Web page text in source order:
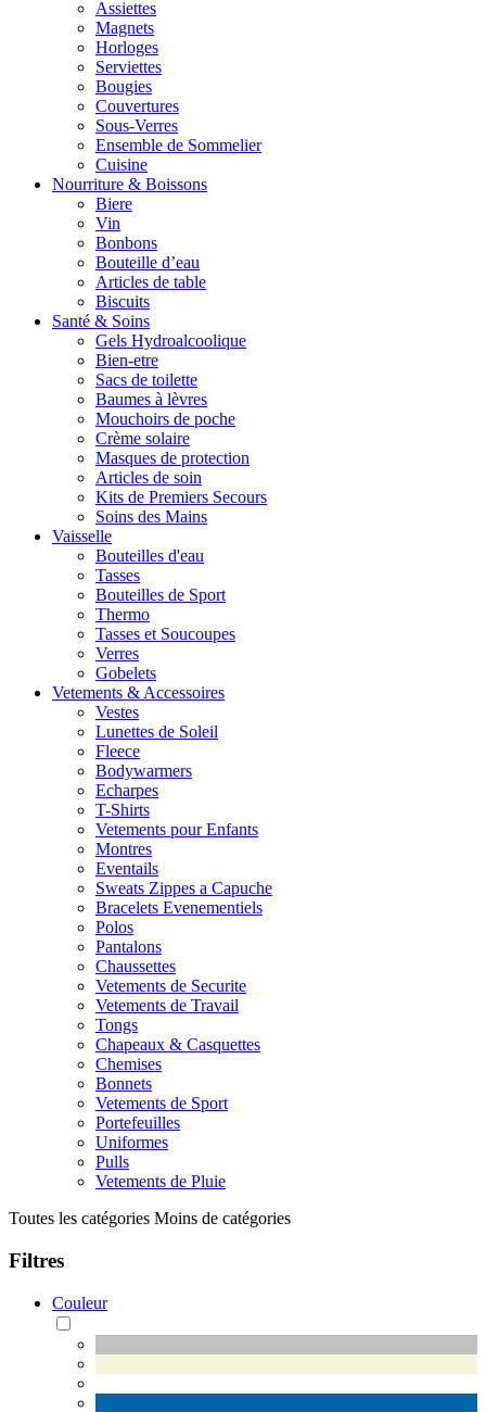
Assiettes
Magnets
Horloges
Serviettes
Bougies
Couvertures
Sous-Verres
Ensemble de Sommelier
Cuisine
Nourriture & Boissons
Biere
Vin
Bonbons
Bouteille d’eau
Articles de table
Biscuits
Santé & Soins
Gels Hydroalcoolique
Bien-etre
Sacs de toilette
Baumes à lèvres
Mouchoirs de poche
Crème solaire
Masques de protection
Articles de soin
Kits de Premiers Secours
Soins des Mains
Vaisselle
Bouteilles d'eau
Tasses
Bouteilles de Sport
Thermo
Tasses et Soucoupes
Verres
Gobelets
Vetements & Accessoires
Vestes
Lunettes de Soleil
Fleece
Bodywarmers
Echarpes
T-Shirts
Vetements pour Enfants
Montres
Eventails
Sweats Zippes a Capuche
Bracelets Evenementiels
Polos
Pantalons
Chaussettes
Vetements de Securite
Vetements de Travail
Tongs
Chapeaux & Casquettes
Chemises
Bonnets
Vetements de Sport
Portefeuilles
Uniformes
Pulls
Vetements de Pluie
Toutes les catégories Moins de catégories
Filtres
Couleur